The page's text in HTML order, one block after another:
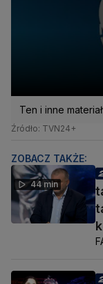
Ten i inne
Źródło: TVN24+
ZOBACZ TAKŻE:
44 min